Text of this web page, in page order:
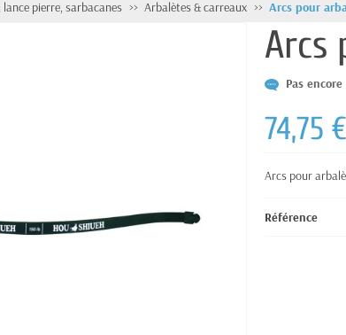
lance pierre, sarbacanes Arbalètes & carreaux Arcs pour
Arcs
Pas
74,75
Arcs pour
Référence